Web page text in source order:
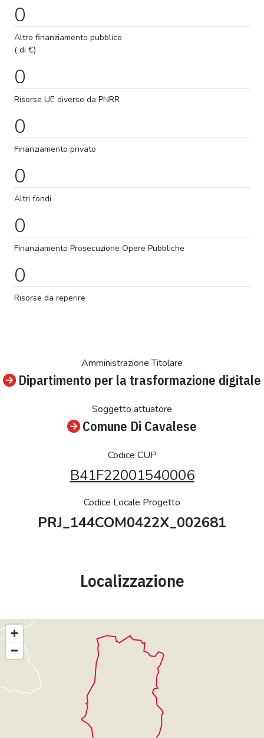
0
Altro finanziamento pubblico
( di €)
0
Risorse UE diverse da PNRR
0
Finanziamento privato
0
Altri fondi
0
Finanziamento Prosecuzione Opere Pubbliche
0
Risorse da reperire
Amministrazione Titolare
Dipartimento per la trasformazione digitale
Soggetto attuatore
Comune Di Cavalese
Codice CUP
B41F22001540006
Codice Locale Progetto
PRJ_144COM0422X_002681
Localizzazione